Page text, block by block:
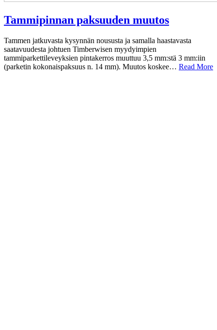
Tammipinnan paksuuden muutos
Tammen jatkuvasta kysynnän noususta ja samalla haastavasta
saatavuudesta johtuen Timberwisen myydyimpien
tammiparkettileveyksien pintakerros muuttuu 3,5 mm:stä 3 mm:iin
(parketin kokonaispaksuus n. 14 mm). Muutos koskee… Read More